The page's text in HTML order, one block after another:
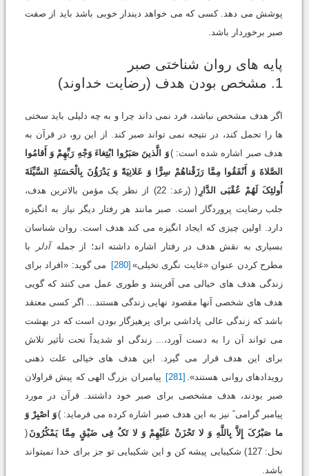
پوشش می دهد. کسی که می خواهد دیندار خوبی باشد باید از صفت
صبر برخوردار باشد.
پایه های روان شناختی صبر
1. مشخص بودن هدف (رضایت خداوند)
اگر هدف مشخص نباشد، فرد نمی داند چرا و به چه دلیلی باید سختی
ها را تحمل کند، در نتیجه نمی تواند صبر کند. از این رو، در قرآن به
هدف صبر اشاره شده است: )وَ الَّذینَ صَبَرُوا ابْتِغاءَ وَجْهِ رَبِّهِمْ وَ أَقامُوا
الصَّلاةَ وَ أَنْفَقُوا مِمَّا رَزَقْناهُمْ سِرًّا وَ عَلانِیَةً وَ یَدْرَؤُنَ بِالْحَسَنَةِ السَّیِّئَةَ
أُولئِکَ لَهُمْ عُقْبَی الدَّارِ
( (رعد: 22) از نظر یک مؤمن بالاترین هدف،
جلب رضایت پروردگار است. صبر مانند هر رفتار دیگر نیاز به انگیزه
دارد. اولین چیزی که ایجاد انگیزه می کند هدف است. روان شناسان
بسیاری به نقش هدف در رفتار اشاره داشته اند؛ از جمله
آدلر
با
مطرح کردن عنوان «غایت نگری تخیلی» [280]
می گوید: «افراد برای
زندگی هدف های خیالی می آفرینند و طوری عمل می کنند که گویی
هدف های شخصی آنها مقصود نهایی زندگی هستند... اگر کسی معتقد
باشد که زندگی عالی پاداشی برای پرهیزگار بودن است که در بهشت
می تواند آن را به دست آورد،... زندگی او شدیداً تحت تأثیر تلاش
برای این هدف قرار می گیرد. این هدف های خیالی علت ذهنی
رویدادهای روانی هستند». [281]
پیامبران بزرگ الهی که پیش قراولان
صبر بودند، هدف مشخصی برای صبر خود داشتند. قرآن در مورد
پیامبر گرامیˆ نیز به این هدف صبر اشاره کرده می فرماید: )وَ اصْبِرْ وَ
ما صَبْرُکَ إِلاَّ بِاللَّهِ وَ لا تَحْزَنْ عَلَیْهِمْ وَ لا تَکُ فِی ضَیْقٍ مِمَّا یَمْکُرُونَ (
نحل: 127) شکیبایی پیشه کن و این شکیبایی تو جز برای خدا نمی‏تواند
باشد.